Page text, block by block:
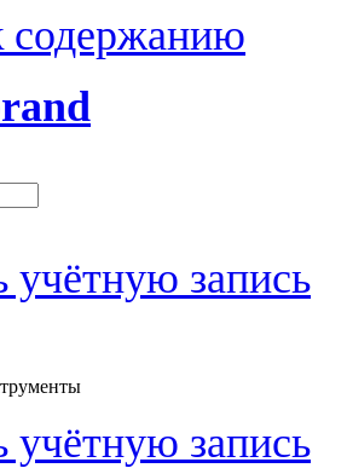
содержанию
учётную запись
учётную запись